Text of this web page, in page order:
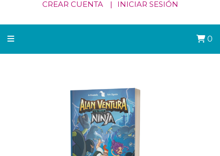
CREAR CUENTA INICIAR SESIÓN
0